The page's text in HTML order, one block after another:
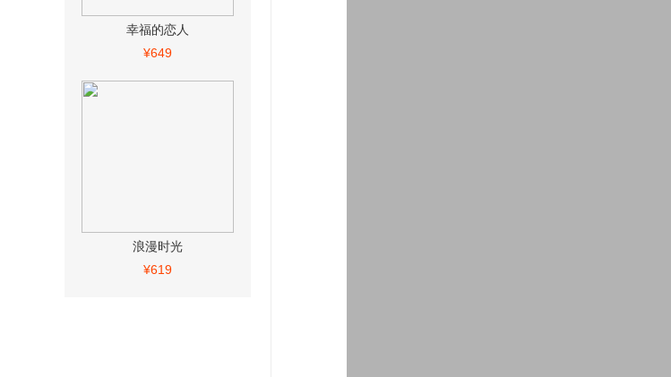
幸福的恋人
¥649
浪漫时光
¥619